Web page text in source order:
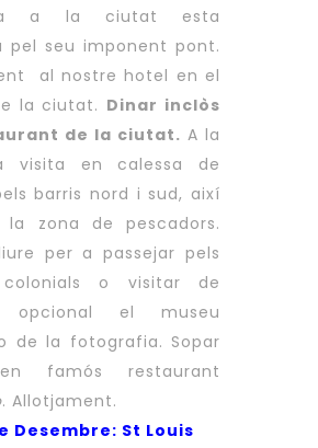
a la ciutat esta
pel seu imponent pont.
al nostre hotel en el
la ciutat. Dinar inclòs
de la ciutat. A la
visita en calessa de
barris nord i sud, així
zona de pescadors.
per a passejar pels
colonials o visitar de
opcional el museu
de la fotografia. Sopar
famós restaurant
. Allotjament.
Desembre: St Louis